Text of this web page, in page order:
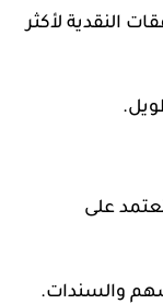
النقدية لأكثر
على
والسندات.